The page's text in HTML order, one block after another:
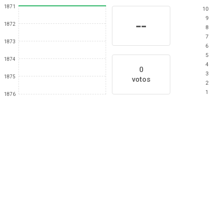
1871
1872
1873
1874
1875
1876
--
0
votos
10
9
8
7
6
5
4
3
2
1